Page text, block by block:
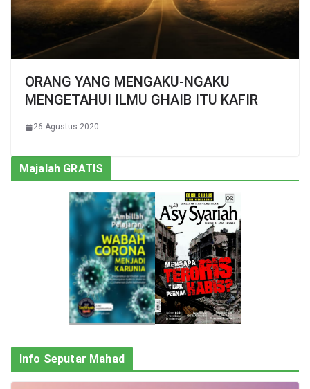
ORANG YANG MENGAKU-NGAKU
MENGETAHUI ILMU GHAIB ITU KAFIR
26 Agustus 2020
Majalah GRATIS
Info Seputar Mahad